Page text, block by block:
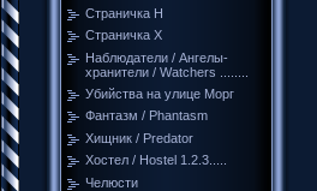
Страничка Н
Страничка Х
Наблюдатели / Ангелы-
хранители / Watchers ........
Убийства на улице Морг
Фантазм / Phantasm
Хищник / Predator
Хостел / Hostel 1.2.3.....
Челюсти